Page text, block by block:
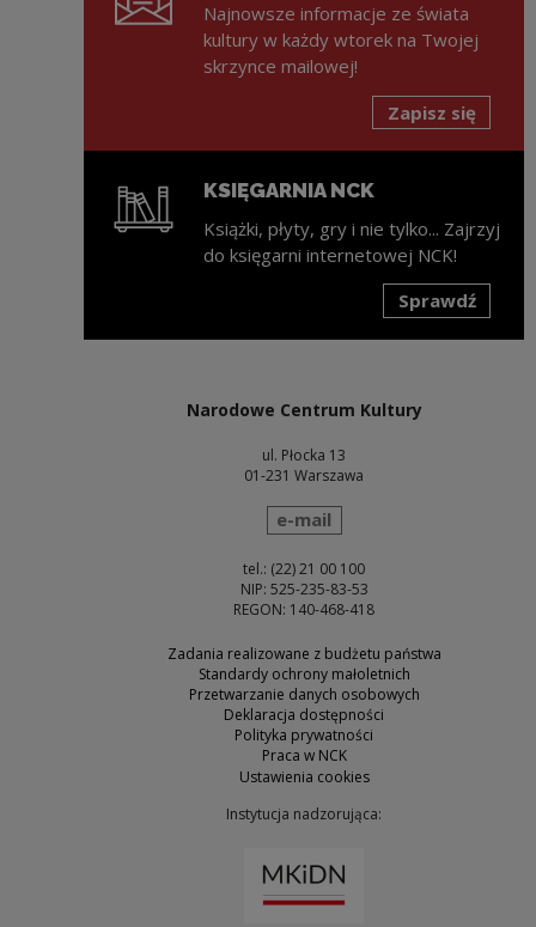
Najnowsze informacje ze świata
kultury w każdy wtorek na Twojej
skrzynce mailowej!
Zapisz się
KSIĘGARNIA NCK
Książki, płyty, gry i nie tylko... Zajrzyj
do księgarni internetowej NCK!
Sprawdź
Narodowe Centrum Kultury
ul. Płocka 13
01-231 Warszawa
wyślij wiadomość
e-mail
tel.: (22) 21 00 100
NIP: 525-235-83-53
REGON: 140-468-418
Zadania realizowane z budżetu państwa
Standardy ochrony małoletnich
Przetwarzanie danych osobowych
Deklaracja dostępności
Polityka prywatności
Praca w NCK
Ustawienia cookies
Instytucja nadzorująca: